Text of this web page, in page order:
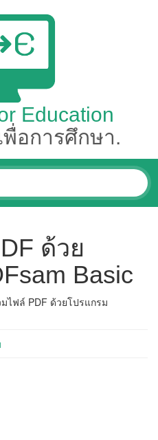
Education
พื่อการศึกษา.
ด้วย
Basic
ไฟล์ PDF ด้วยโปรแกรม